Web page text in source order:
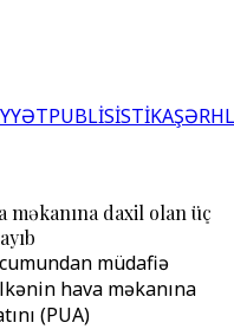
PUBLİSİSTİKA
məkanına daxil olan üç
müdafiə
hava məkanına
(PUA)